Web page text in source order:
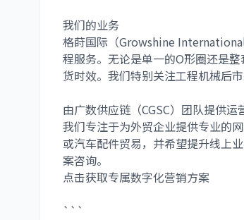
我们的业务
格莳国际（Growshine
程服务。无论是单一的O形圈还是整
货时效。我们特别关注工程机械后
由广数供应链（CGSC）团队提供运
我们专注于为外贸企业提供专业的
或汽车配件贸易，并希望提升线上
案咨询。
点击获取专属数字化营销方案
```